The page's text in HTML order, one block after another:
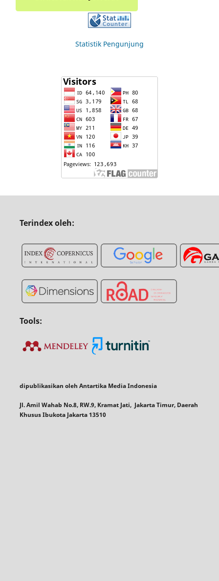
Statistik Pengunjung
Terindex oleh:
Tools:
dipublikasikan oleh Antartika Media Indonesia
Jl. Amil Wahab No.8, RW.9, Kramat Jati, Jakarta Timur, Daerah
Khusus Ibukota Jakarta 13510